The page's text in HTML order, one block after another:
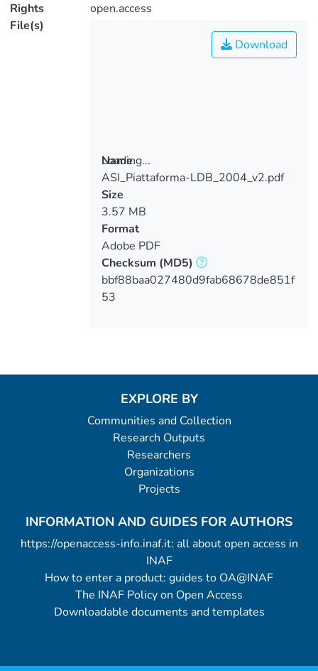
Rights
open.access
File(s)
Loading...
Loading...
Download
Name
ASI_Piattaforma-LDB_2004_v2.pdf
Size
3.57 MB
Format
Adobe PDF
Checksum (MD5)
bbf88baa027480d9fab68678de851f
53
EXPLORE BY
Communities and Collection
Research Outputs
Researchers
Organizations
Projects
INFORMATION AND GUIDES FOR AUTHORS
https://openaccess-info.inaf.it: all about open access in
INAF
How to enter a product: guides to OA@INAF
The INAF Policy on Open Access
Downloadable documents and templates